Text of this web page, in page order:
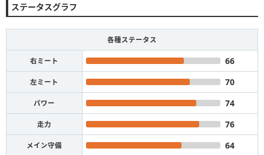
ステータスグラフ
各種ステータス
右ミート 66
左ミート 70
パワー 74
走力 76
メイン守備 64